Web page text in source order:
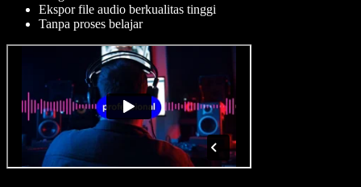
Ekspor file audio berkualitas tinggi
Tanpa proses belajar